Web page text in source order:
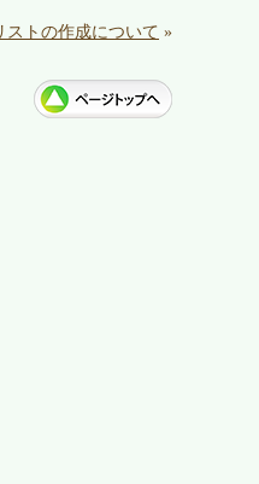
ストの作成について »